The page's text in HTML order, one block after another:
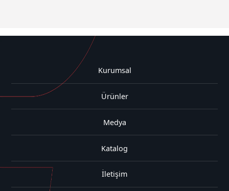
Kurumsal
Ürünler
Medya
Katalog
İletişim